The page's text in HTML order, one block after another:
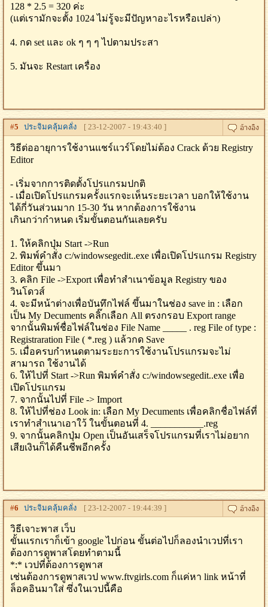
128 * 2.5 = 320 ค่ะ
(แต่เรามักจะตั้ง 1024 ไม่รู้จะมีปัญหาอะไรหรือเปล่า)
4. กด set และ ok ๆ ๆ ๆ ไปตามประสา
5. มันจะ Restart เครื่อง
#5 ประจิมคลุ้มคลั่ง [ 23-12-2007 - 19:43:40 ]
วิธีต่ออายุการใช้งานแชร์แวร์โดยไม่ต้อง Crack ด้วย Registry
Editor
- เริ่มจากการติดตั้งโปรแกรมปกติ
- เมื่อเปิดโปรแกรมครั้งแรกจะเห็นระยะเวลา บอกให้ใช้งาน
ได้กี่วันส่วนมาก 15-30 วัน หากต้องการใช้งาน
เกินกว่ากำหนด เริ่มขั้นตอนกันเลยครับ
1. ให้คลิกปุ่ม Start ->Run
2. พิมพ์คำสั่ง c:/windowsegedit..exe เพื่อเปิดโปรแกรม Registry
Editor ขึ้นมา
3. คลิก File ->Export เพื่อทำสำเนาข้อมูล Registry ของ
วินโดวส์
4. จะมีหน้าต่างเพื่อบันทึกไฟล์ ขึ้นมาในช่อง save in : เลือก
เป็น My Decuments คลิ๊กเลือก All ตรงกรอบ Export range
จากนั้นพิมพ์ชื่อไฟล์ในช่อง File Name _____ . reg File of type :
Registraration File ( *.reg ) แล้วกด Save
5. เมื่อครบกำหนดตามระยะการใช้งานโปรแกรมจะไม่
สามารถ ใช้งานได้
6. ให้ไปที่ Start ->Run พิมพ์คำสั่ง c:/windowsegedit..exe เพื่อ
เปิดโปรแกรม
7. จากนั้นไปที่ File -> Import
8. ให้ไปที่ช่อง Look in: เลือก My Decuments เพื่อคลิกชื่อไฟล์ที่
เราทำสำเนาเอาใว้ ในขั้นตอนที่ 4. ___________.reg
9. จากนั้นคลิกปุ่ม Open เป็นอันเสร็จโปรแกรมที่เราไม่อยาก
เสียเงินก็ได้คืนชีพอีกครั้ง
#6 ประจิมคลุ้มคลั่ง [ 23-12-2007 - 19:44:39 ]
วิธีเจาะพาส เว็บ
ขั้นแรกเราก็เข้า google ไปก่อน ขั้นต่อไปก็ลองนำเวปที่เรา
ต้องการดูพาสโดยทำตามนี้
*:* เวปที่ต้องการดูพาส
เช่นต้องการดูพาสเวป www.ftvgirls.com ก็แค่หา link หน้าที่
ล็อคอินมาใส่ ซึ่งในเวปนี้คือ